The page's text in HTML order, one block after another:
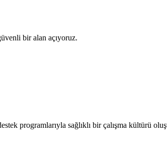
bir alan açıyoruz.
programlarıyla sağlıklı bir çalışma kültürü